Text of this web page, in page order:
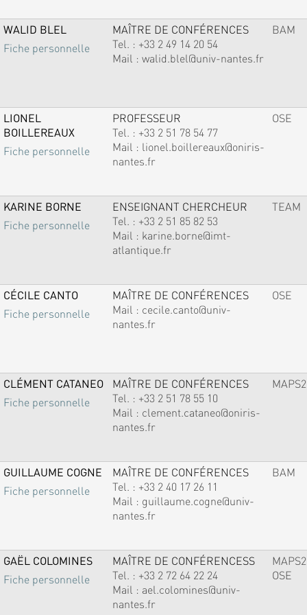
WALID BLEL
Fiche personnelle
MAÎTRE DE CONFÉRENCES
Tel. : +33 2 49 14 20 54
Mail : walid.blel@univ-nantes.fr
BAM
LIONEL
BOILLEREAUX
Fiche personnelle
PROFESSEUR
Tel. : +33 2 51 78 54 77
Mail : lionel.boillereaux@oniris-
nantes.fr
OSE
KARINE BORNE
Fiche personnelle
ENSEIGNANT CHERCHEUR
Tel. : +33 2 51 85 82 53
Mail : karine.borne@imt-
atlantique.fr
TEAM
CÉCILE CANTO
Fiche personnelle
MAÎTRE DE CONFÉRENCES
Mail : cecile.canto@univ-
nantes.fr
OSE
CLÉMENT CATANEO
Fiche personnelle
MAÎTRE DE CONFÉRENCES
Tel. : +33 2 51 78 55 10
Mail : clement.cataneo@oniris-
nantes.fr
MAPS2
GUILLAUME COGNE
Fiche personnelle
MAÎTRE DE CONFÉRENCES
Tel. : +33 2 40 17 26 11
Mail : guillaume.cogne@univ-
nantes.fr
BAM
GAËL COLOMINES
Fiche personnelle
MAÎTRE DE CONFÉRENCESS
Tel. : +33 2 72 64 22 24
Mail : ael.colomines@univ-
nantes.fr
MAPS2
OSE